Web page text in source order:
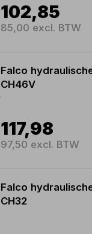
102,85
85,00 excl. BTW
Falco
CH46V
117,98
97,50 excl. BTW
Falco
CH32